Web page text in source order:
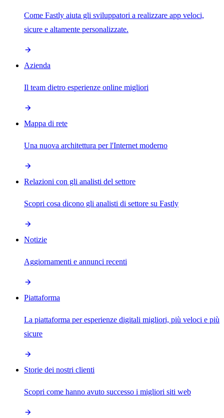
Come Fastly aiuta gli sviluppatori a realizzare app veloci,
sicure e altamente personalizzate.
Azienda
Il team dietro esperienze online migliori
Mappa di rete
Una nuova architettura per l'Internet moderno
Relazioni con gli analisti del settore
Scopri cosa dicono gli analisti di settore su Fastly
Notizie
Aggiornamenti e annunci recenti
Piattaforma
La piattaforma per esperienze digitali migliori, più veloci e più
sicure
Storie dei nostri clienti
Scopri come hanno avuto successo i migliori siti web